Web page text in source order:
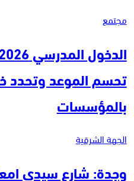
مجتمع
تحسم الموعد وتحدد
بالمؤسسات
الجهة الشرقية
وجدة: شارع سيدي